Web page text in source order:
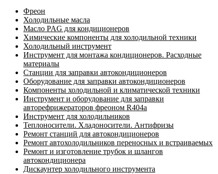
Фреон
Холодильные масла
Масло PAG для кондиционеров
Химические компоненты для холодильной техники
Холодильный инструмент
Инструмент для монтажа кондиционеров. Расходные
материалы
Станции для заправки автокондиционеров
Оборудование для заправки автокондиционеров
Компоненты холодильной и климатической техники
Инструмент и оборудование для заправки
авторефрижераторов фреоном R404a
Инструмент для холодильников
Теплоносители. Хладоносители. Антифризы
Ремонт станций для автокондиционеров
Ремонт автохолодильников переносных и встраиваемых
Ремонт и изготовление трубок и шлангов
автокондиционера
Дискаунтер холодильного инструмента